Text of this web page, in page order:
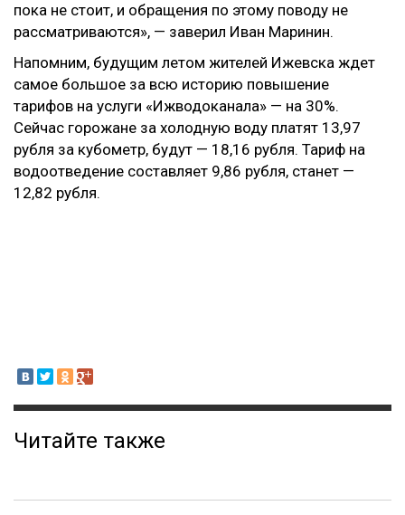
пока не стоит, и обращения по этому поводу не
рассматриваются», — заверил Иван Маринин.
Напомним, будущим летом жителей Ижевска ждет
самое большое за всю историю повышение
тарифов на услуги «Ижводоканала» — на 30%.
Сейчас горожане за холодную воду платят 13,97
рубля за кубометр, будут — 18,16 рубля. Тариф на
водоотведение составляет 9,86 рубля, станет —
12,82 рубля.
Читайте также